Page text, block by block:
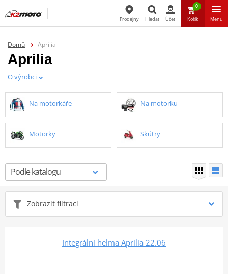
Prodejny Hledat Účet
0
Košík Menu
Domů Aprilia
Aprilia
O výrobci
Na motorkáře Na motorku
Motorky Skútry
Zobrazit filtraci
Integrální helma Aprilia 22.06